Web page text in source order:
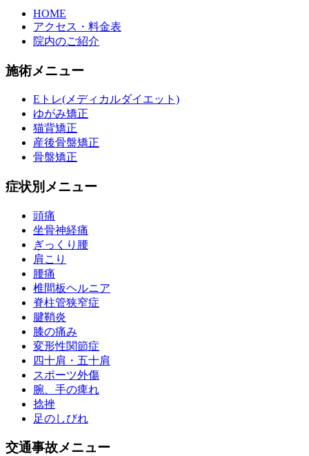
HOME
アクセス・料金表
院内のご紹介
施術メニュー
Eトレ(メディカルダイエット)
ゆがみ矯正
猫背矯正
産後骨盤矯正
骨盤矯正
症状別メニュー
頭痛
坐骨神経痛
ぎっくり腰
肩こり
腰痛
椎間板ヘルニア
脊柱管狭窄症
腱鞘炎
膝の痛み
変形性関節症
四十肩・五十肩
スポーツ外傷
腕、手の痺れ
捻挫
足のしびれ
交通事故メニュー